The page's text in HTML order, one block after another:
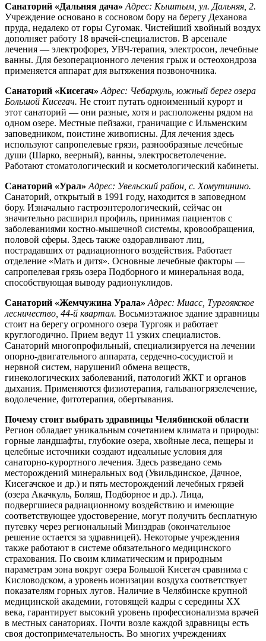
Санаторий «Дальняя дача» Адрес: Кыштым, ул. Дальняя, 2.
Учреждение основано в сосновом бору на берегу Деханова
пруда, недалеко от горы Сугомак. Чистейший хвойный воздух
дополняет работу 18 врачей-специалистов. В арсенале
лечения — электрофорез, УВЧ-терапия, электросон, лечебные
ванны. Для безоперационного лечения грыж и остеохондроза
применяется аппарат для вытяжения позвоночника.
Санаторий «Кисегач» Адрес: Чебаркуль, южный берег озера
Большой Кисегач. Не стоит путать одноименный курорт и
этот санаторий — они разные, хотя и расположены рядом на
одном озере. Местные пейзажи, граничащие с Ильменским
заповедником, поистине живописны. Для лечения здесь
используют сапропелевые грязи, разнообразные лечебные
души (Шарко, веерный), ванны, электросветолечение.
Работают стоматологический и косметологический кабинеты.
Санаторий «Урал» Адрес: Увельский район, с. Хомутинино.
Санаторий, открытый в 1991 году, находится в заповедном
бору. Изначально гастроэнтерологический, сейчас он
значительно расширил профиль, принимая пациентов с
заболеваниями костно-мышечной системы, кровообращения,
половой сферы. Здесь также оздоравливают лиц,
пострадавших от радиационного воздействия. Работает
отделение «Мать и дитя». Основные лечебные факторы —
сапропелевая грязь озера Подборного и минеральная вода,
способствующая выводу радионуклидов.
Санаторий «Жемчужина Урала» Адрес: Миасс, Тургоякское
лесничество, 44-й квартал. Восьмиэтажное здание здравницы
стоит на берегу огромного озера Тургояк и работает
круглогодично. Прием ведут 11 узких специалистов.
Санаторий многопрофильный, специализируется на лечении
опорно-двигательного аппарата, сердечно-сосудистой и
нервной систем, нарушений обмена веществ,
гинекологических заболеваний, патологий ЖКТ и органов
дыхания. Применяются физиотерапия, гальваногрязелечение,
водолечение, фитотерапия, обертывания.
Почему стоит выбрать здравницы Челябинской области
Регион обладает уникальным сочетанием климата и природы:
горные ландшафты, глубокие озера, хвойные леса, пещеры и
целебные источники создают идеальные условия для
санаторно-курортного лечения. Здесь разведано семь
месторождений минеральных вод (Увильдинское, Дачное,
Кисегачское и др.) и пять месторождений лечебных грязей
(озера Акачкуль, Боляш, Подборное и др.). Лица,
подвергшиеся радиационному воздействию и имеющие
соответствующее удостоверение, могут получить бесплатную
путевку через региональный Минздрав (окончательное
решение остается за здравницей). Некоторые учреждения
также работают в системе обязательного медицинского
страхования. По своим климатическим и природным
параметрам зона вокруг озера Большой Кисегач сравнима с
Кисловодском, а уровень ионизации воздуха соответствует
показателям горных лугов. Наличие в Челябинске крупной
медицинской академии, готовящей кадры с середины XX
века, гарантирует высокий уровень профессионализма врачей
в местных санаториях. Почти возле каждой здравницы есть
своя достопримечательность. Во многих учреждениях